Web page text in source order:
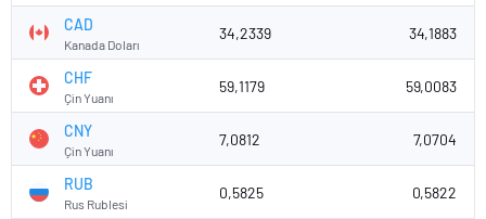
CAD
Kanada Doları
34,2339 34,1883
CHF
Çin Yuanı
59,1179 59,0083
CNY
Çin Yuanı
7,0812 7,0704
RUB
Rus Rublesi
0,5825 0,5822